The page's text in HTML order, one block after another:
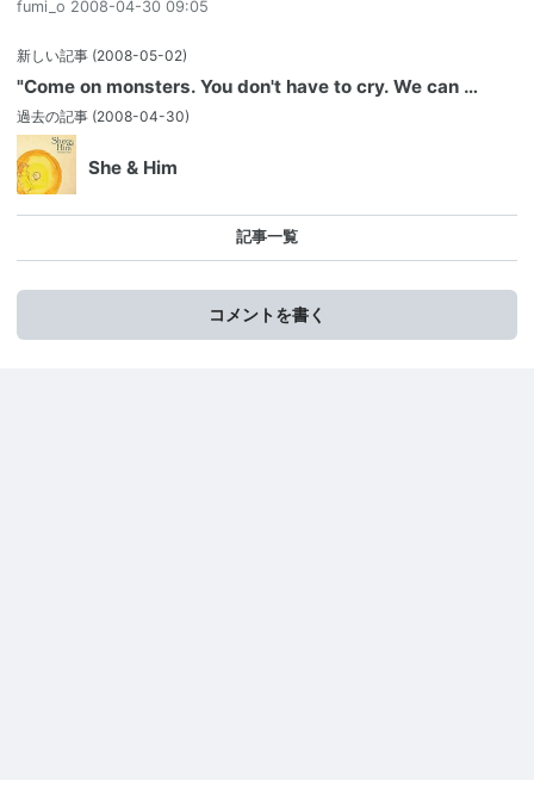
fumi_o 2008-04-30 09:05
新しい記事 (2008-05-02)
"Come on monsters. You don't have to cry. We can …
過去の記事 (2008-04-30)
She & Him
記事一覧
コメントを書く